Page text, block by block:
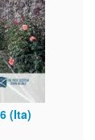
(Ita)